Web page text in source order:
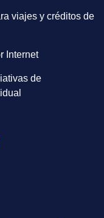
viajes y créditos de
Internet
de